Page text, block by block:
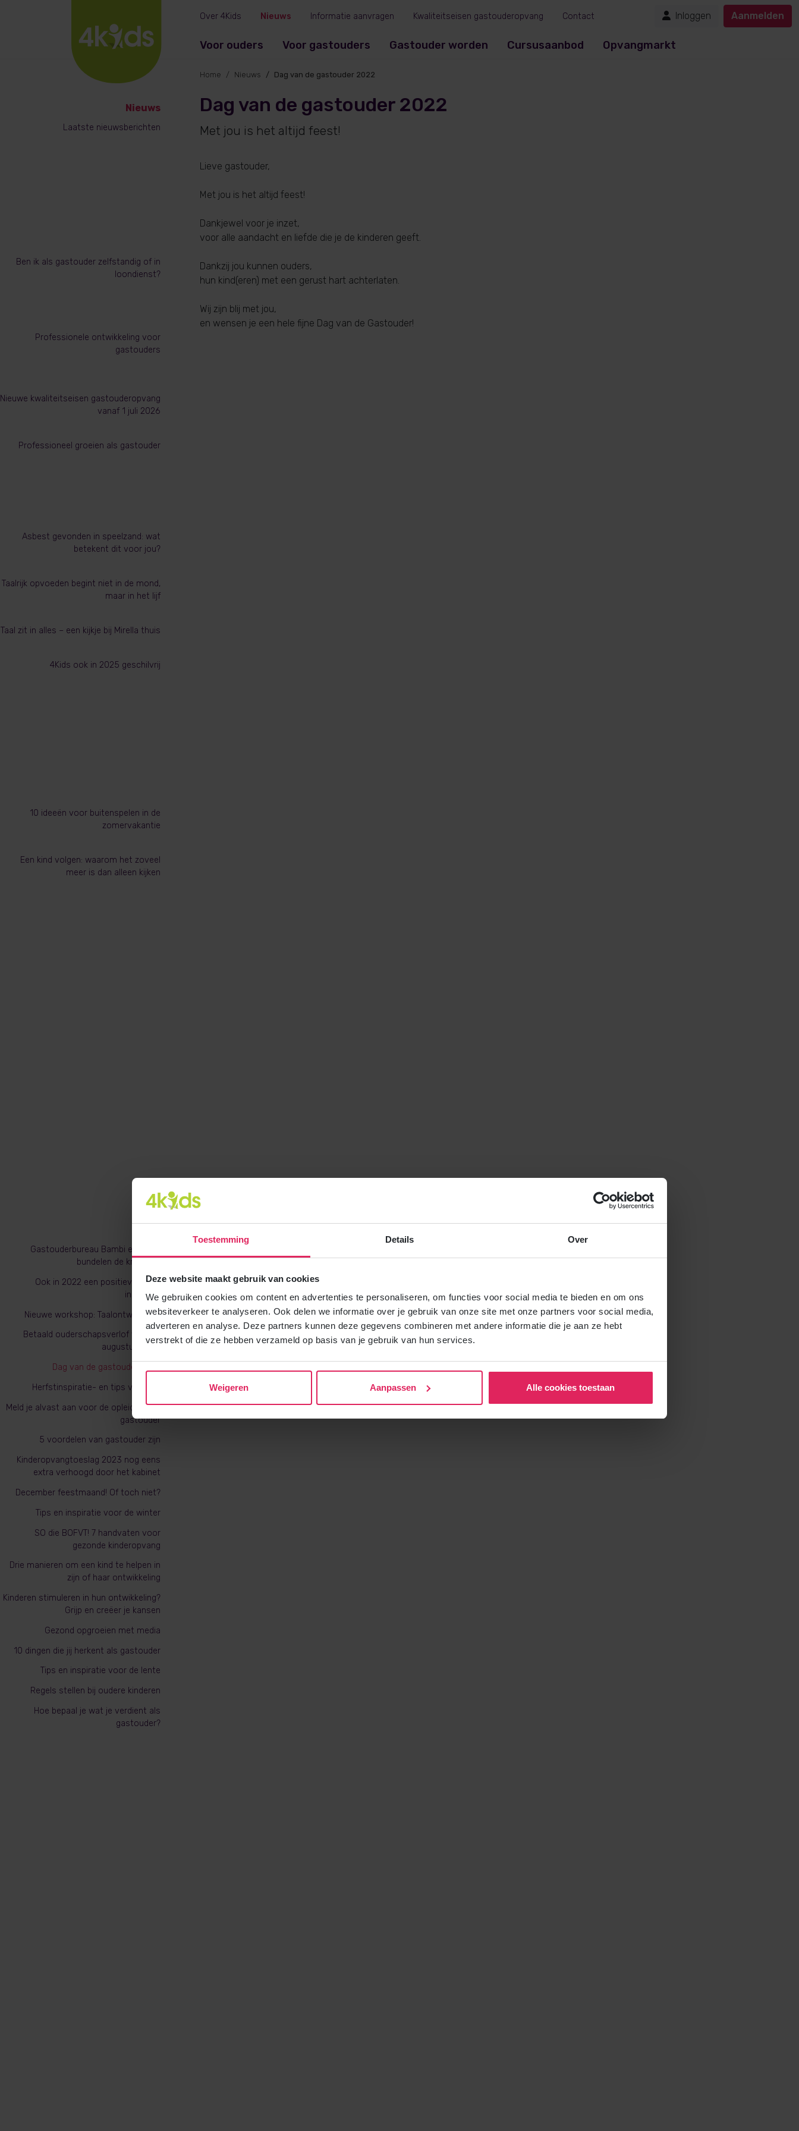
Toestemming Details Over
Deze website maakt gebruik van cookies
We gebruiken cookies om content en advertenties te personaliseren, om functies voor social media te bieden en om ons
websiteverkeer te analyseren. Ook delen we informatie over je gebruik van onze site met onze partners voor social media,
adverteren en analyse. Deze partners kunnen deze gegevens combineren met andere informatie die je aan ze hebt
verstrekt of die ze hebben verzameld op basis van je gebruik van hun services.
Weigeren Aanpassen Alle cookies toestaan
Voor ouders Voor gastouders Gastouder worden Cursusaanbod Opvangmarkt
Over 4Kids Nieuws Informatie aanvragen Kwaliteitseisen gastouderopvang Contact Inloggen Aanmelden
Nieuws
Laatste nieuwsberichten
Ben ik als gastouder zelfstandig of in
loondienst?
Professionele ontwikkeling voor
gastouders
Nieuwe kwaliteitseisen gastouderopvang
vanaf 1 juli 2026
Professioneel groeien als gastouder
Asbest gevonden in speelzand: wat
betekent dit voor jou?
Taalrijk opvoeden begint niet in de mond,
maar in het lijf
Taal zit in alles – een kijkje bij Mirella thuis
4Kids ook in 2025 geschilvrij
10 ideeën voor buitenspelen in de
zomervakantie
Een kind volgen: waarom het zoveel
meer is dan alleen kijken
Gastouderbureau Bambi en 4Kids
bundelen de krachten
Ook in 2022 een positieve GGD-
inspectie
Nieuwe workshop: Taalontwikkeling
Betaald ouderschapsverlof vanaf 2
augustus 2022
Dag van de gastouder 2022
Herfstinspiratie- en tips voor jou
Meld je alvast aan voor de opleiding tot
gastouder
5 voordelen van gastouder zijn
Kinderopvangtoeslag 2023 nog eens
extra verhoogd door het kabinet
December feestmaand! Of toch niet?
Tips en inspiratie voor de winter
SO die BOFVT! 7 handvaten voor
gezonde kinderopvang
Drie manieren om een kind te helpen in
zijn of haar ontwikkeling
Kinderen stimuleren in hun ontwikkeling?
Grijp en creëer je kansen
Gezond opgroeien met media
10 dingen die jij herkent als gastouder
Tips en inspiratie voor de lente
Regels stellen bij oudere kinderen
Hoe bepaal je wat je verdient als
gastouder?
Home Nieuws Dag van de gastouder 2022
Dag van de gastouder 2022
Met jou is het altijd feest!
Lieve gastouder,
Met jou is het altijd feest!
Dankjewel voor je inzet,
voor alle aandacht en liefde die je de kinderen geeft.
Dankzij jou kunnen ouders,
hun kind(eren) met een gerust hart achterlaten.
Wij zijn blij met jou,
en wensen je een hele fijne Dag van de Gastouder!